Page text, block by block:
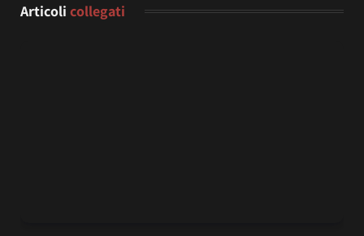
Articoli collegati